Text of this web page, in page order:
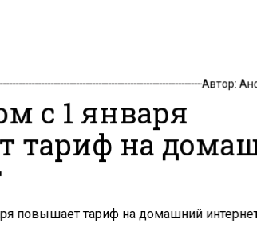
Автор:
с 1 января
тариф на